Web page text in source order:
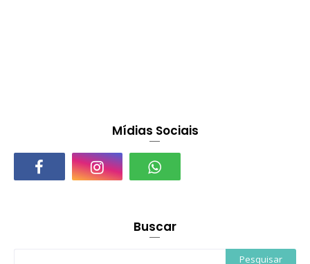
Mídias Sociais
Buscar